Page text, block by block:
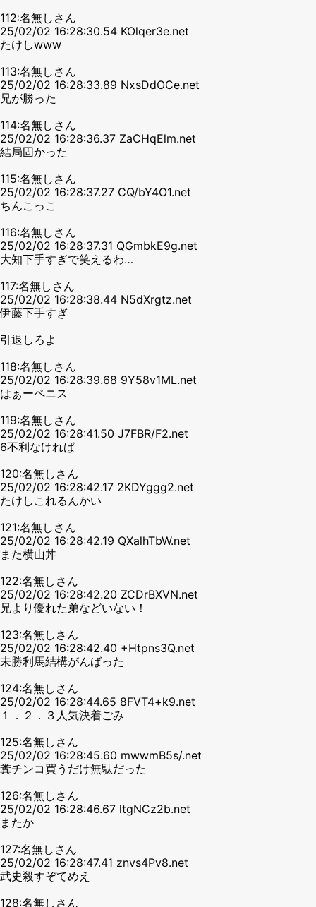
112:名無しさん
25/02/02 16:28:30.54 KOlqer3e.net
たけしwww
113:名無しさん
25/02/02 16:28:33.89 NxsDdOCe.net
兄が勝った
114:名無しさん
25/02/02 16:28:36.37 ZaCHqElm.net
結局固かった
115:名無しさん
25/02/02 16:28:37.27 CQ/bY4O1.net
ちんこっこ
116:名無しさん
25/02/02 16:28:37.31 QGmbkE9g.net
大知下手すぎで笑えるわ…
117:名無しさん
25/02/02 16:28:38.44 N5dXrgtz.net
伊藤下手すぎ
引退しろよ
118:名無しさん
25/02/02 16:28:39.68 9Y58v1ML.net
はぁーペニス
119:名無しさん
25/02/02 16:28:41.50 J7FBR/F2.net
6不利なければ
120:名無しさん
25/02/02 16:28:42.17 2KDYggg2.net
たけしこれるんかい
121:名無しさん
25/02/02 16:28:42.19 QXalhTbW.net
また横山丼
122:名無しさん
25/02/02 16:28:42.20 ZCDrBXVN.net
兄より優れた弟などいない！
123:名無しさん
25/02/02 16:28:42.40 +Htpns3Q.net
未勝利馬結構がんばった
124:名無しさん
25/02/02 16:28:44.65 8FVT4+k9.net
１．２．３人気決着ごみ
125:名無しさん
25/02/02 16:28:45.60 mwwmB5s/.net
糞チンコ買うだけ無駄だった
126:名無しさん
25/02/02 16:28:46.67 ltgNCz2b.net
またか
127:名無しさん
25/02/02 16:28:47.41 znvs4Pv8.net
武史殺すぞてめえ
128:名無しさん